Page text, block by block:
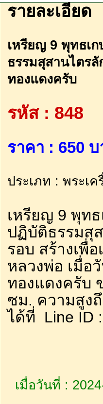
รายละเอียด
เหรียญ 9 พุทธเ
ธรรมสุสานไตร
ทองแดงครับ
รหัส : 848
ราคา : 650
ประเภท : พระเ
เหรียญ 9 พุท
ปฏิบัติธรรมสุ
รอบ สร้างเพื่
หลวงพ่อ เมื่อ
ทองแดงครับ
ซม. ความสูง
ได้ที่ Line ID
เมื่อวันที่ :